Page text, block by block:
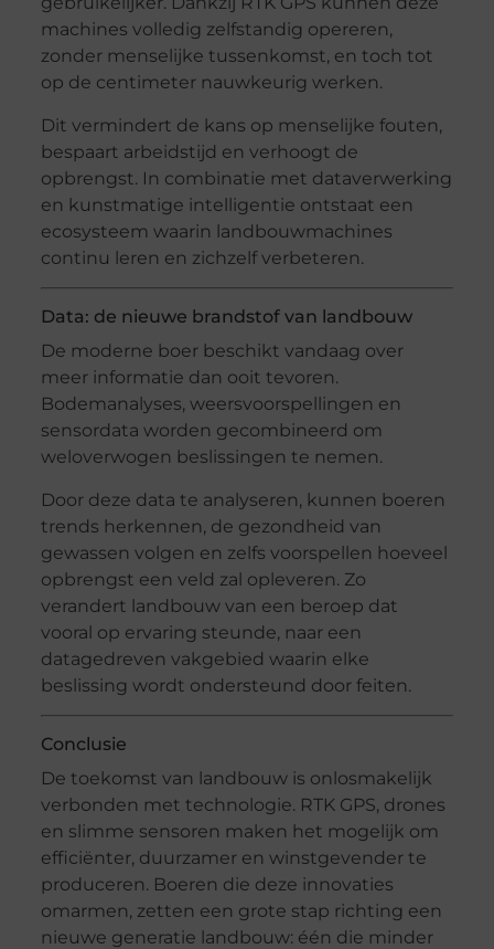
machines volledig zelfstandig opereren,
zonder menselijke tussenkomst, en toch tot
op de centimeter nauwkeurig werken.
Dit vermindert de kans op menselijke fouten,
bespaart arbeidstijd en verhoogt de
opbrengst. In combinatie met dataverwerking
en kunstmatige intelligentie ontstaat een
ecosysteem waarin landbouwmachines
continu leren en zichzelf verbeteren.
Data: de nieuwe brandstof van landbouw
De moderne boer beschikt vandaag over
meer informatie dan ooit tevoren.
Bodemanalyses, weersvoorspellingen en
sensordata worden gecombineerd om
weloverwogen beslissingen te nemen.
Door deze data te analyseren, kunnen boeren
trends herkennen, de gezondheid van
gewassen volgen en zelfs voorspellen hoeveel
opbrengst een veld zal opleveren. Zo
verandert landbouw van een beroep dat
vooral op ervaring steunde, naar een
datagedreven vakgebied waarin elke
beslissing wordt ondersteund door feiten.
Conclusie
De toekomst van landbouw is onlosmakelijk
verbonden met technologie. RTK GPS, drones
en slimme sensoren maken het mogelijk om
efficiënter, duurzamer en winstgevender te
produceren. Boeren die deze innovaties
omarmen, zetten een grote stap richting een
nieuwe generatie landbouw: één die minder